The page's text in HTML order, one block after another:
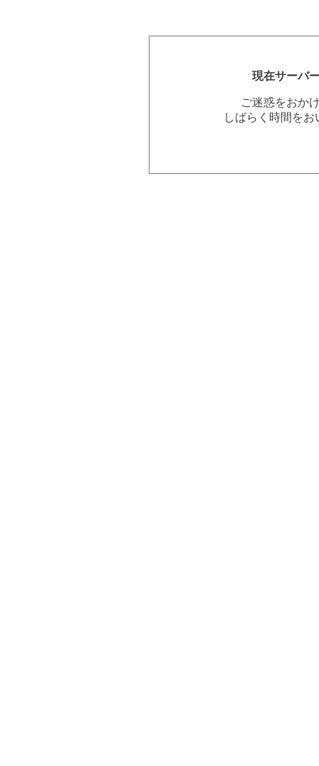
現在サーバ
ご迷惑をおか
しばらく時間を